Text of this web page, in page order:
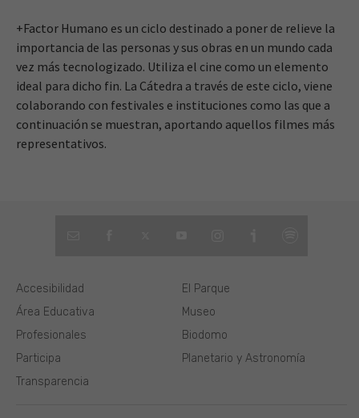
+Factor Humano es un ciclo destinado a poner de relieve la
importancia de las personas y sus obras en un mundo cada
vez más tecnologizado. Utiliza el cine como un elemento
ideal para dicho fin. La Cátedra a través de este ciclo, viene
colaborando con festivales e instituciones como las que a
continuación se muestran, aportando aquellos filmes más
representativos.
El Parque
Museo
Biodomo
Planetario y Astronomía
Área Educativa
Profesionales
Participa
Transparencia
Accesibilidad